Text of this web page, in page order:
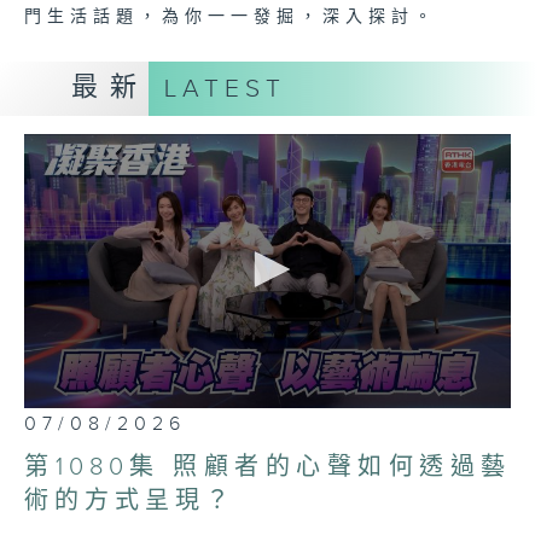
門生活話題，為你一一發掘，深入探討。
最新 LATEST
0
seconds
of
23
minutes,
7
07/08/2026
第1080集 照顧者的心聲如何透過藝
術的方式呈現？